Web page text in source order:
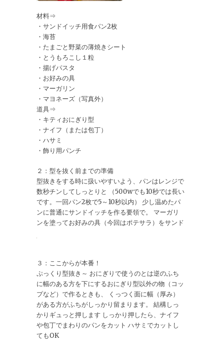
材料⇒
・サンドイッチ用食パン2枚
・海苔
・たまごと野菜の薄焼きシート
・とうもろこし１粒
・揚げパスタ
・お好みの具
・マーガリン
・マヨネーズ（写真外）
道具⇒
・キティおにぎり型
・ナイフ（または包丁）
・ハサミ
・飾り用パンチ
２：型を抜く前までの準備
型抜きをする時に扱いやすいよう、パンはレンジで
数秒チンしてしっとりと （500wでも10秒では長い
です。一回パン2枚で5～10秒以内） 少し温めたパ
ンに普通にサンドイッチを作る要領で。 マーガリ
ンを塗ってお好みの具（今回はポテサラ）をサンド
３：ここからが本番！
ぷっくり型抜き～ おにぎりで使うのとは逆のふち
に幅のある方を下にするおにぎり型以外の物（コッ
プなど）で作るときも、 くっつく面に幅（厚み）
がある方がふちがしっかり留まります。 結構しっ
かりギュっと押します しっかり押したら、ナイフ
や包丁でまわりのパンをカット ハサミでカットし
てもOK